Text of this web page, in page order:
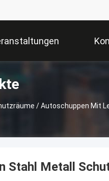
/ Autoschuppen Mit
Stahl Metall